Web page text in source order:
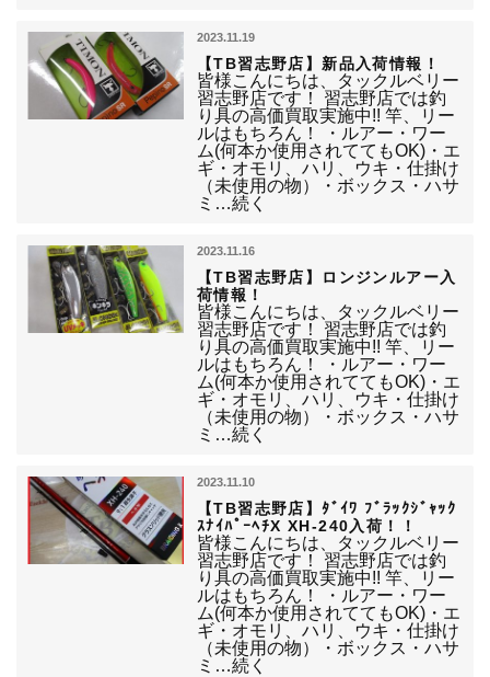
2023.11.19
【TB習志野店】新品入荷情報！
皆様こんにちは、タックルベリー
習志野店です！ 習志野店では釣
り具の高価買取実施中!! 竿、リー
ルはもちろん！ ・ルアー・ワー
ム(何本か使用されててもOK)・エ
ギ・オモリ、ハリ、ウキ・仕掛け
（未使用の物）・ボックス・ハサ
ミ…続く
2023.11.16
【TB習志野店】ロンジンルアー入
荷情報！
皆様こんにちは、タックルベリー
習志野店です！ 習志野店では釣
り具の高価買取実施中!! 竿、リー
ルはもちろん！ ・ルアー・ワー
ム(何本か使用されててもOK)・エ
ギ・オモリ、ハリ、ウキ・仕掛け
（未使用の物）・ボックス・ハサ
ミ…続く
2023.11.10
【TB習志野店】ﾀﾞｲﾜ ﾌﾞﾗｯｸｼﾞｬｯｸ
ｽﾅｲﾊﾟｰﾍﾁX XH-240入荷！！
皆様こんにちは、タックルベリー
習志野店です！ 習志野店では釣
り具の高価買取実施中!! 竿、リー
ルはもちろん！ ・ルアー・ワー
ム(何本か使用されててもOK)・エ
ギ・オモリ、ハリ、ウキ・仕掛け
（未使用の物）・ボックス・ハサ
ミ…続く